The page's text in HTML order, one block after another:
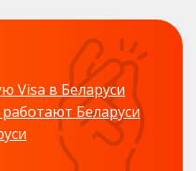
Visa в Беларуси
Беларуси